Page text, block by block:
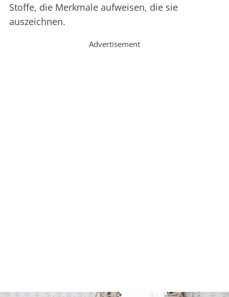
Stoffe, die Merkmale aufweisen, die sie
auszeichnen.
Advertisement